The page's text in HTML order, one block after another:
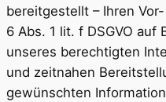
bereitgestellt – Ihren
6 Abs. 1 lit. f DSGVO auf
unseres berechtigten
und zeitnahen
gewünschten